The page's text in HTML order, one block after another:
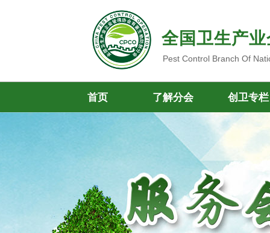
全国卫生产
Pest Control Branch Of
首页 了解分会 创卫专栏